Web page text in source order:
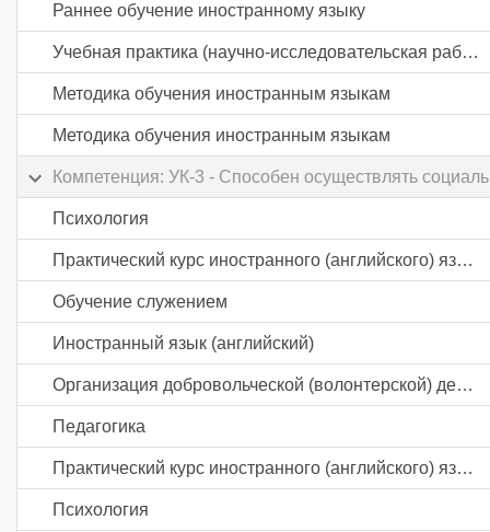
Раннее обучение иностранному языку
Учебная практика (научно-исследовательская работа (получение первичных навыков научно-исследовательской работы))
Методика обучения иностранным языкам
Методика обучения иностранным языкам
Компетенция: УК-3 - Способен осуществлять
Психология
Практический курс иностранного (английского) языка
Обучение служением
Иностранный язык (английский)
Организация добровольческой (волонтерской) деятельности и взаимодействие с социально ориентированными НКО
Педагогика
Практический курс иностранного (английского) языка
Психология